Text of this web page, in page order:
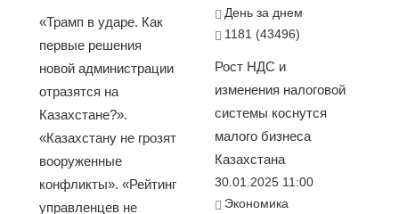
«Трамп в ударе. Как
первые решения
новой администрации
отразятся на
Казахстане?».
«Казахстану не грозят
вооруженные
конфликты». «Рейтинг
управленцев не
День за днем
1181 (43496)
Рост НДС и
изменения налоговой
системы коснутся
малого бизнеса
Казахстана
30.01.2025 11:00
Экономика